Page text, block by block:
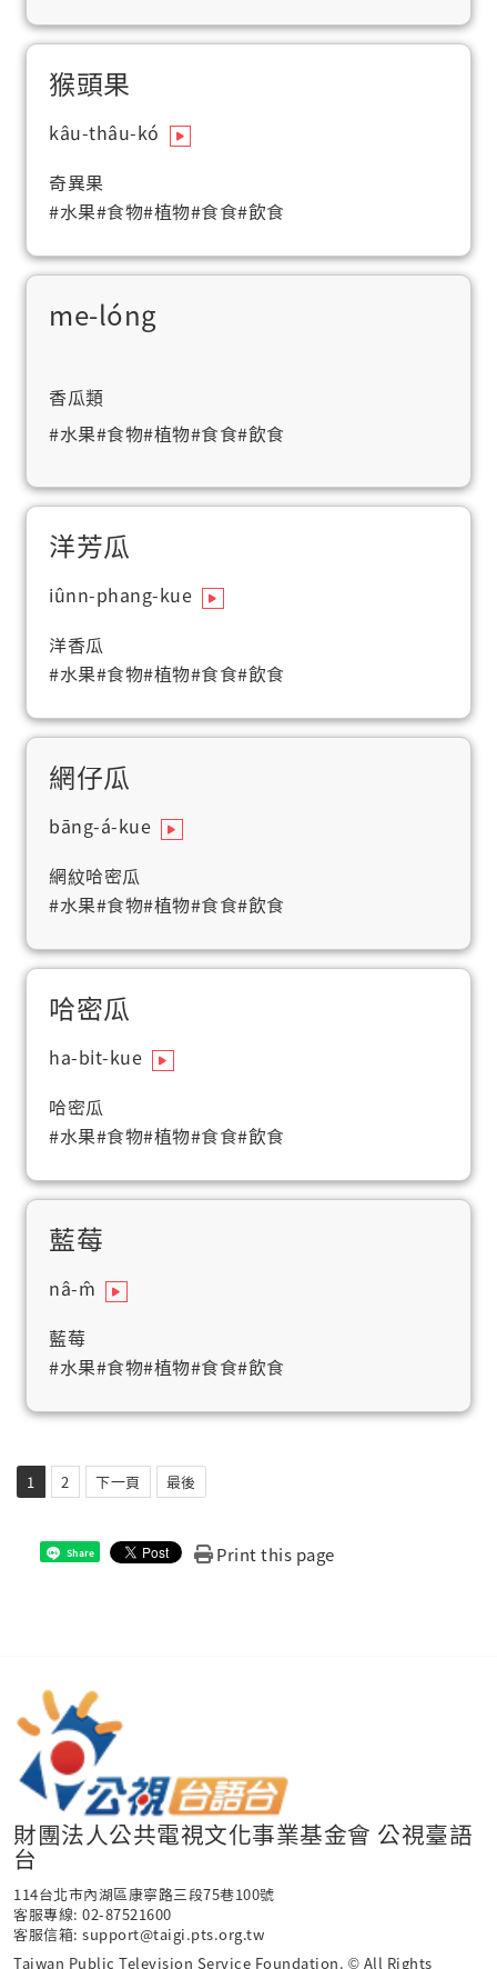
猴頭果
kâu-thâu-kó
奇異果
#水果#食物#植物#食食#飲食
me-lóng
香瓜類
#水果#食物#植物#食食#飲食
洋芳瓜
iûnn-phang-kue
洋香瓜
#水果#食物#植物#食食#飲食
網仔瓜
bāng-á-kue
網紋哈密瓜
#水果#食物#植物#食食#飲食
哈密瓜
ha-bi̍t-kue
哈密瓜
#水果#食物#植物#食食#飲食
藍莓
nâ-m̂
藍莓
#水果#食物#植物#食食#飲食
1 2 下一頁 最後
Share Print this page
財團法人公共電視文化事業基金會 公視臺語
台
114台北市內湖區康寧路三段75巷100號
客服專線: 02-87521600
客服信箱: support@taigi.pts.org.tw
Taiwan Public Television Service Foundation. © All Rights